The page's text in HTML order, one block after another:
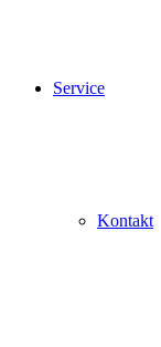
Service
Kontakt